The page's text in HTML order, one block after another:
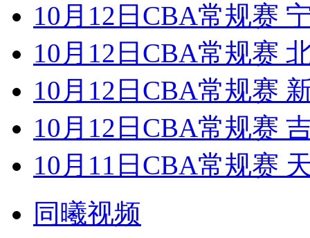
10月12日CBA常规赛
10月12日CBA常规赛
10月12日CBA常规赛
10月12日CBA常规赛
10月11日CBA常规赛
同曦视频